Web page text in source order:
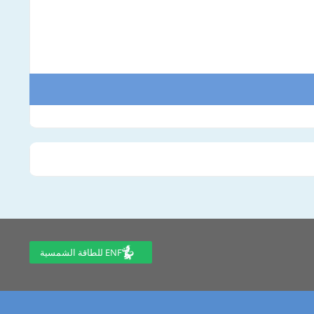
ENF للطاقة الشمسية